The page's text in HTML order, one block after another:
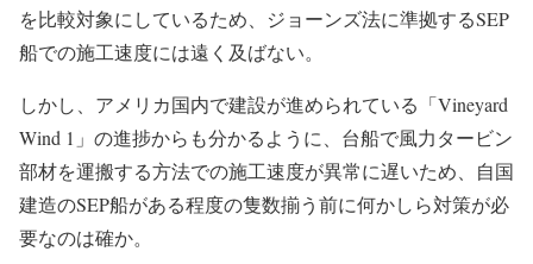
を比較対象にしているため、ジョーンズ法に準拠するSEP
船での施工速度には遠く及ばない。
しかし、アメリカ国内で建設が進められている「Vineyard
Wind 1」の進捗からも分かるように、台船で風力タービン
部材を運搬する方法での施工速度が異常に遅いため、自国
建造のSEP船がある程度の隻数揃う前に何かしら対策が必
要なのは確か。